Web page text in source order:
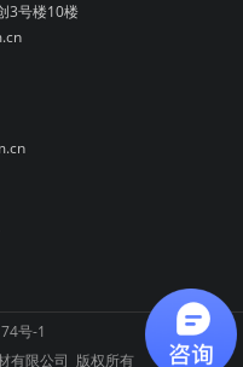
3号楼10楼
号-1
有限公司 版权所有